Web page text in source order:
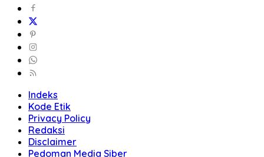
Indeks
Kode Etik
Privacy Policy
Redaksi
Disclaimer
Pedoman Media Siber